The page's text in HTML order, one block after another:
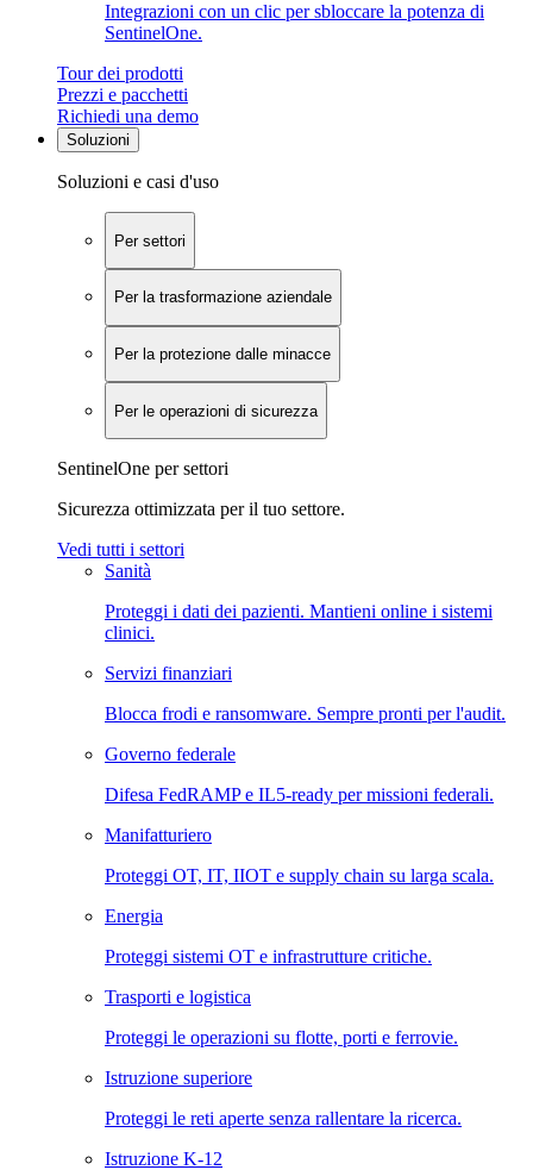
Integrazioni con un clic per sbloccare la potenza di
SentinelOne.
Tour dei prodotti
Prezzi e pacchetti
Richiedi una demo
Soluzioni
Soluzioni e casi d'uso
Per settori
Per la trasformazione aziendale
Per la protezione dalle minacce
Per le operazioni di sicurezza
SentinelOne per settori
Sicurezza ottimizzata per il tuo settore.
Vedi tutti i settori
Sanità
Proteggi i dati dei pazienti. Mantieni online i sistemi
clinici.
Servizi finanziari
Blocca frodi e ransomware. Sempre pronti per l'audit.
Governo federale
Difesa FedRAMP e IL5-ready per missioni federali.
Manifatturiero
Proteggi OT, IT, IIOT e supply chain su larga scala.
Energia
Proteggi sistemi OT e infrastrutture critiche.
Trasporti e logistica
Proteggi le operazioni su flotte, porti e ferrovie.
Istruzione superiore
Proteggi le reti aperte senza rallentare la ricerca.
Istruzione K-12